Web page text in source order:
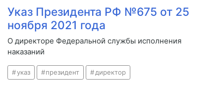
Указ Президента РФ №675 от 25
ноября 2021 года
О директоре Федеральной службы исполнения
наказаний
указ президент директор